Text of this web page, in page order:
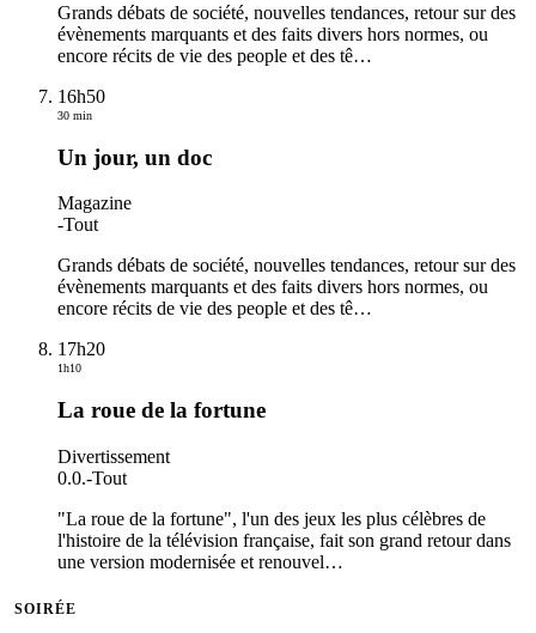
Grands débats de société, nouvelles tendances, retour sur des
évènements marquants et des faits divers hors normes, ou
encore récits de vie des people et des tê…
16h50
30 min
Un jour, un doc
Magazine
-Tout
Grands débats de société, nouvelles tendances, retour sur des
évènements marquants et des faits divers hors normes, ou
encore récits de vie des people et des tê…
17h20
1h10
La roue de la fortune
Divertissement
0.0.-Tout
"La roue de la fortune", l'un des jeux les plus célèbres de
l'histoire de la télévision française, fait son grand retour dans
une version modernisée et renouvel…
SOIRÉE